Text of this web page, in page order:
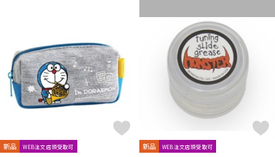
新品 WEB注文店頭受取可 新品 WEB注文店頭受取可